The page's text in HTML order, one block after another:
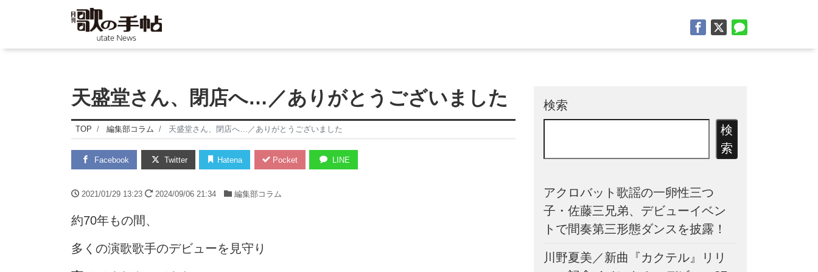
天盛堂さん、閉店へ…／ありがとうございました
TOP 編集部コラム 天盛堂さん、閉店へ…／ありがとうございました
Facebook Twitter Hatena Pocket LINE
2021/01/29 13:23 2024/09/06 21:34 編集部コラム
約70年もの間、
多くの演歌歌手のデビューを見守り
検索
検
索
アクロバット歌謡の一卵性三つ
子・佐藤三兄弟、デビューイベン
トで間奏第三形態ダンスを披露！
川野夏美／新曲『カクテル』リリ